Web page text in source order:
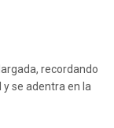
recordando
se adentra en la